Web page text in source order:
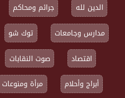
الدين لله
جرائم ومحاكم
مدارس وجامعات
توك شو
اقتصاد
صوت النقابات
أبراج وأحلام
مرأة ومنوعات